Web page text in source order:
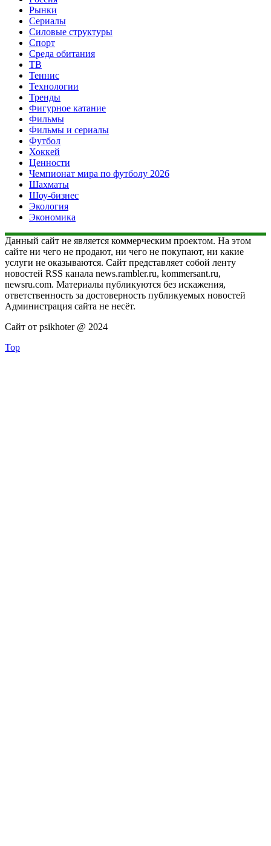
Рынки
Сериалы
Силовые структуры
Спорт
Среда обитания
ТВ
Теннис
Технологии
Тренды
Фигурное катание
Фильмы
Фильмы и сериалы
Футбол
Хоккей
Ценности
Чемпионат мира по футболу 2026
Шахматы
Шоу-бизнес
Экология
Экономика
Данный сайт не является коммерческим проектом. На этом
сайте ни чего не продают, ни чего не покупают, ни какие
услуги не оказываются. Сайт представляет собой ленту
новостей RSS канала news.rambler.ru, kommersant.ru,
newsru.com. Материалы публикуются без искажения,
ответственность за достоверность публикуемых новостей
Администрация сайта не несёт.
Сайт от psikhoter @ 2024
Top